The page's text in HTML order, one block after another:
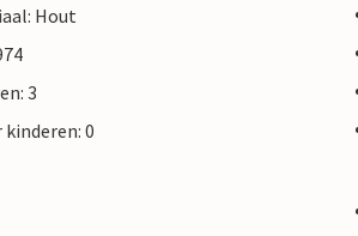
Hout
3
kinderen: 0